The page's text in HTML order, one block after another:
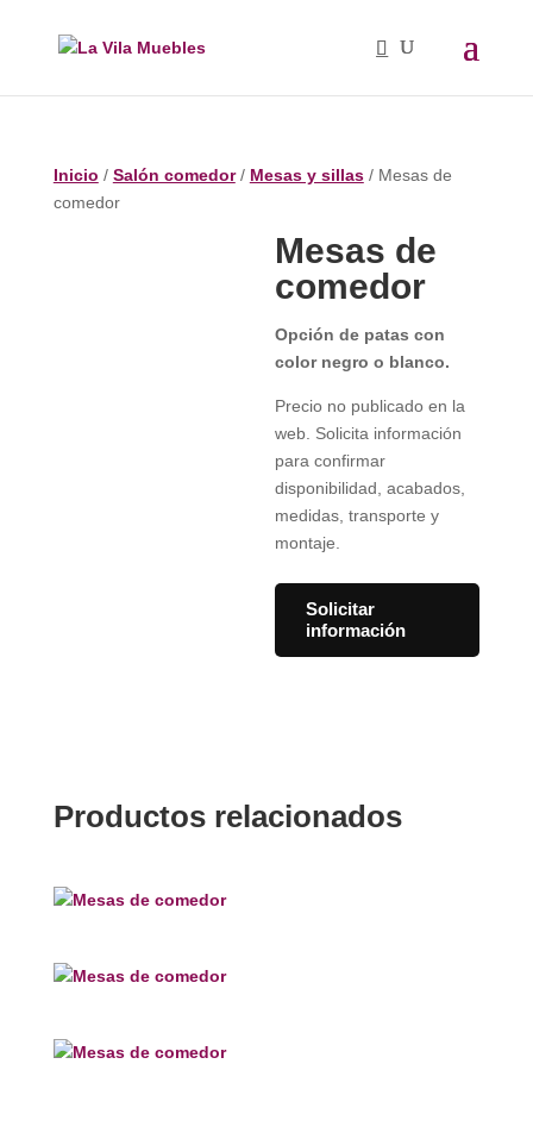
Inicio / Salón comedor/ Mesas y sillas/ Mesas de
comedor
Mesas de
comedor
Opción de patas con
color negro o blanco.
Precio no publicado en la
web. Solicita información
para confirmar
disponibilidad, acabados,
medidas, transporte y
montaje.
Solicitar
información
Productos relacionados